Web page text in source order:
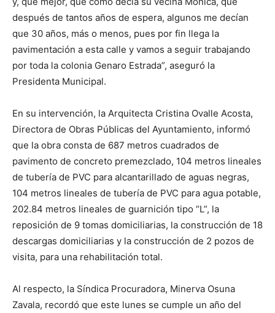
después de tantos años de espera, algunos me decían
que 30 años, más o menos, pues por fin llega la
pavimentación a esta calle y vamos a seguir trabajando
por toda la colonia Genaro Estrada”, aseguró la
Presidenta Municipal.
En su intervención, la Arquitecta Cristina Ovalle Acosta,
Directora de Obras Públicas del Ayuntamiento, informó
que la obra consta de 687 metros cuadrados de
pavimento de concreto premezclado, 104 metros lineales
de tubería de PVC para alcantarillado de aguas negras,
104 metros lineales de tubería de PVC para agua potable,
202.84 metros lineales de guarnición tipo “L”, la
reposición de 9 tomas domiciliarias, la construcción de 18
descargas domiciliarias y la construcción de 2 pozos de
visita, para una rehabilitación total.
Al respecto, la Síndica Procuradora, Minerva Osuna
Zavala, recordó que este lunes se cumple un año del